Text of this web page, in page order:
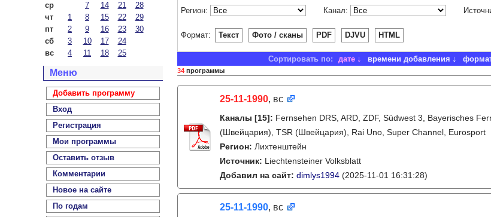
ср
7 14 21
28
чт
1 8 15 22
29
пт
2 9 16 23
30
сб
3 10 17
24
вс
4 11 18 25
Меню
Добавить программу
Вход
Регистрация
Мои программы
Оставить отзыв
Комментарии
Новое на сайте
По годам
Регион: Канал:
Формат: Текст Фото / сканы PDF DJVU HTML
Сортировать по: дате времени добавления
34 программы
25-11-1990, вс
Каналы [15]: Fernsehen DRS, ARD, ZDF, Südwest 3, Bayerisches
(Швейцария), TSR (Швейцария), Rai Uno, Super Channel, Eurosport
Регион: Лихтенштейн
Источник: Liechtensteiner Volksblatt
Добавил на сайт: dimlys1994 (2025-11-01 16:31:28)
25-11-1990, вс